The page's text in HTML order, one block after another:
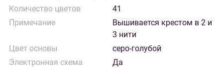
Количество цветов
41
Примечание
Вышивается крестом в 2 и
3 нити
Цвет основы
серо-голубой
Электронная схема
Да